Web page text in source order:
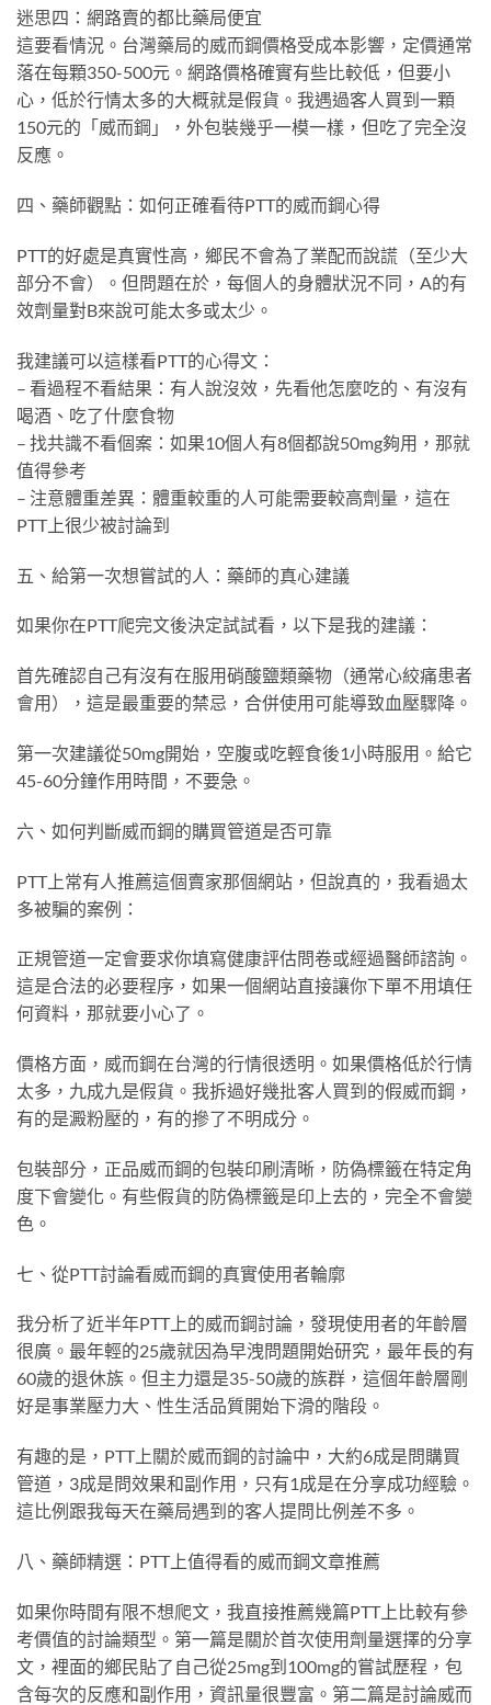
迷思四：網路賣的都比藥局便宜
這要看情況。台灣藥局的威而鋼價格受成本影響，定價通常
落在每顆350-500元。網路價格確實有些比較低，但要小
心，低於行情太多的大概就是假貨。我遇過客人買到一顆
150元的「威而鋼」，外包裝幾乎一模一樣，但吃了完全沒
反應。
四、藥師觀點：如何正確看待PTT的威而鋼心得
PTT的好處是真實性高，鄉民不會為了業配而說謊（至少大
部分不會）。但問題在於，每個人的身體狀況不同，A的有
效劑量對B來說可能太多或太少。
我建議可以這樣看PTT的心得文：
– 看過程不看結果：有人說沒效，先看他怎麼吃的、有沒有
喝酒、吃了什麼食物
– 找共識不看個案：如果10個人有8個都說50mg夠用，那就
值得參考
– 注意體重差異：體重較重的人可能需要較高劑量，這在
PTT上很少被討論到
五、給第一次想嘗試的人：藥師的真心建議
如果你在PTT爬完文後決定試試看，以下是我的建議：
首先確認自己有沒有在服用硝酸鹽類藥物（通常心絞痛患者
會用），這是最重要的禁忌，合併使用可能導致血壓驟降。
第一次建議從50mg開始，空腹或吃輕食後1小時服用。給它
45-60分鐘作用時間，不要急。
六、如何判斷威而鋼的購買管道是否可靠
PTT上常有人推薦這個賣家那個網站，但說真的，我看過太
多被騙的案例：
正規管道一定會要求你填寫健康評估問卷或經過醫師諮詢。
這是合法的必要程序，如果一個網站直接讓你下單不用填任
何資料，那就要小心了。
價格方面，威而鋼在台灣的行情很透明。如果價格低於行情
太多，九成九是假貨。我拆過好幾批客人買到的假威而鋼，
有的是澱粉壓的，有的摻了不明成分。
包裝部分，正品威而鋼的包裝印刷清晰，防偽標籤在特定角
度下會變化。有些假貨的防偽標籤是印上去的，完全不會變
色。
七、從PTT討論看威而鋼的真實使用者輪廓
我分析了近半年PTT上的威而鋼討論，發現使用者的年齡層
很廣。最年輕的25歲就因為早洩問題開始研究，最年長的有
60歲的退休族。但主力還是35-50歲的族群，這個年齡層剛
好是事業壓力大、性生活品質開始下滑的階段。
有趣的是，PTT上關於威而鋼的討論中，大約6成是問購買
管道，3成是問效果和副作用，只有1成是在分享成功經驗。
這比例跟我每天在藥局遇到的客人提問比例差不多。
八、藥師精選：PTT上值得看的威而鋼文章推薦
如果你時間有限不想爬文，我直接推薦幾篇PTT上比較有參
考價值的討論類型。第一篇是關於首次使用劑量選擇的分享
文，裡面的鄉民貼了自己從25mg到100mg的嘗試歷程，包
含每次的反應和副作用，資訊量很豐富。第二篇是討論威而